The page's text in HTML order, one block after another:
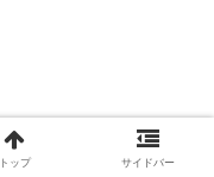
トップ サイドバー